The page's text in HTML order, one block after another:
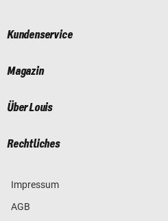
Kundenservice
Magazin
Über Louis
Rechtliches
Impressum
AGB